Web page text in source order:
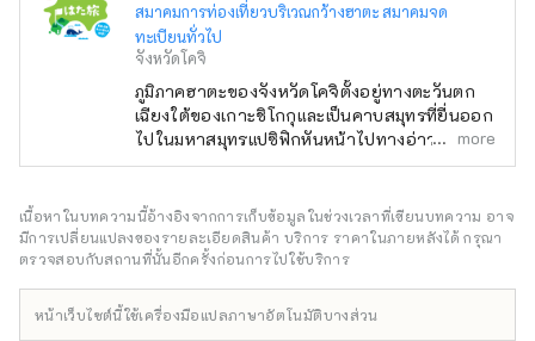
สมาคมการท่องเที่ยวบริเวณกว้างฮาตะ สมาคมจด
ทะเบียนทั่วไป
จังหวัดโคจิ
ภูมิภาคฮาตะของจังหวัดโคจิตั้งอยู่ทางตะวันตก
เฉียงใต้ของเกาะชิโกกุและเป็นคาบสมุทรที่ยื่นออก
ไปในมหาสมุทรแปซิฟิกหันหน้าไปทางอ่าวโทสะ
ทางทิศตะวันออกและช่องแคบบุงโกะทางทิศตะวัน
คือหมู่บ้านฮารา เป็นโรงไฟฟ้าธรรมชาติที่อุดมไป
ด้วยพรต่างๆ รวมถึงแม่น้ำชิมันโตะและแหลมอาชิซู
ริที่มีชื่อเสียงระดับประเทศ พรจากกระแสน้ำคุโรชิ
ป่าที่ใหญ่ที่สุดในประเทศ
more
เนื้อหาในบทความนี้อ้างอิงจากการเก็บข้อมูลในช่วงเวลาที่เขียนบทความ อาจ
มีการเปลี่ยนแปลงของรายละเอียดสินค้า บริการ ราคาในภายหลังได้ กรุณา
ตรวจสอบกับสถานที่นั้นอีกครั้งก่อนการไปใช้บริการ
หน้าเว็บไซต์นี้ใช้เครื่องมือแปลภาษาอัตโนมัติบางส่วน